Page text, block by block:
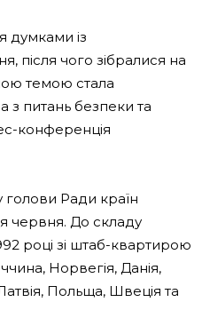
думками із
після чого зібралися на
темою стала
з питань безпеки та
конференція
голови Ради країн
червня. До складу
році зі штаб-квартирою
Норвегія, Данія,
Польща, Швеція та